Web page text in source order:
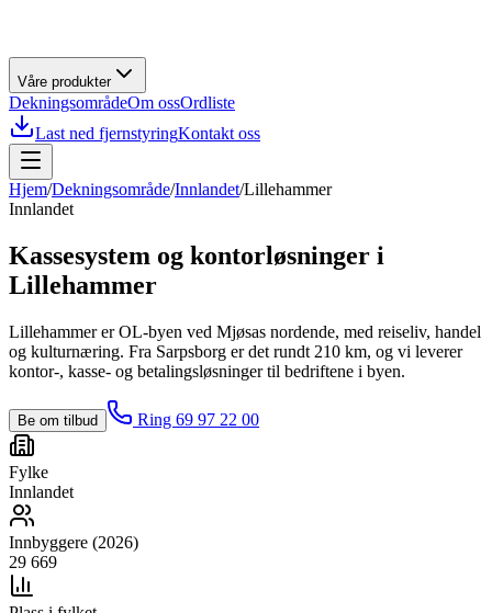
Våre produkter
DekningsområdeOm ossOrdliste
Last ned fjernstyringKontakt oss
Hjem/Dekningsområde/Innlandet/Lillehammer
Innlandet
Kassesystem og kontorløsninger i
Lillehammer
Lillehammer er OL-byen ved Mjøsas nordende, med reiseliv, handel
og kulturnæring. Fra Sarpsborg er det rundt 210 km, og vi leverer
kontor-, kasse- og betalingsløsninger til bedriftene i byen.
Be om tilbud Ring 69 97 22 00
Fylke
Innlandet
Innbyggere (2026)
29 669